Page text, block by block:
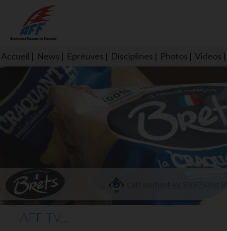
Accueil News Epreuves Disciplines Photos Videos
AFF TV...